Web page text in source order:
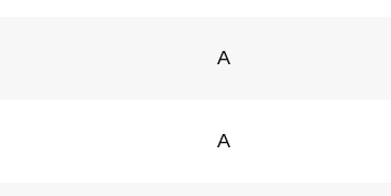
A
A